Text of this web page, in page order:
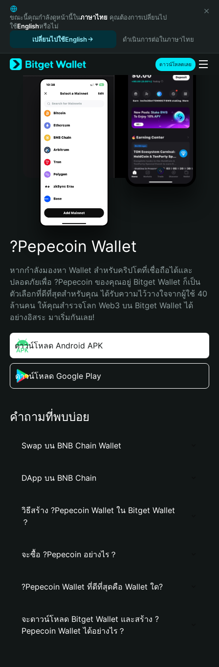
English
日本語
Tiếng Việt
Español (Latinoamérica)
Türkçe
Italiano
Português (Portugal)
Bahasa Indonesia
Português (Brasil)
Español (Argentina)
ขณะนี้คุณกำลังดูหน้านี้ในภาษาไทย คุณต้องการเปลี่ยนไป
ใช้Englishหรือไม่
เปลี่ยนไปใช้English
ดำเนินการต่อในภาษาไทย
ดาวน์โหลดเลย
?Pepecoin Wallet
หากกำลังมองหา Wallet สำหรับคริปโตที่เชื่อถือได้และ
ปลอดภัยเพื่อ ?Pepecoin ของคุณอยู่ Bitget Wallet ก็เป็น
ตัวเลือกที่ดีที่สุดสำหรับคุณ ได้รับความไว้วางใจจากผู้ใช้ 40
ล้านคน ให้คุณสำรวจโลก Web3 บน Bitget Wallet ได้
อย่างอิสระ มาเริ่มกันเลย!
ดาวน์โหลด Android APK
ดาวน์โหลด Google Play
คำถามที่พบบ่อย
Swap บน BNB Chain Wallet
DApp บน BNB Chain
วิธีสร้าง ?Pepecoin Wallet ใน Bitget Wallet
？
จะซื้อ ?Pepecoin อย่างไร？
?Pepecoin Wallet ที่ดีที่สุดคือ Wallet ใด?
จะดาวน์โหลด Bitget Wallet และสร้าง ?
Pepecoin Wallet ได้อย่างไร？